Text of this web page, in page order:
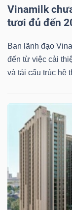
Vinamilk
tươi đủ đến
Ban lãnh đạo
đến từ việc cải
và tái cấu trúc hệ
tác
giả
Báo
phân
(-)
Thuật
ngữ
(-)